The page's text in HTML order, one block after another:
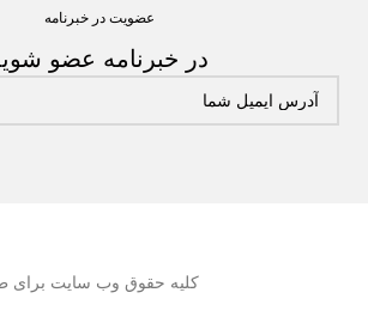
عضویت در خبرنامه
در خبرنامه عضو
کلیه حقوق وب سایت برای